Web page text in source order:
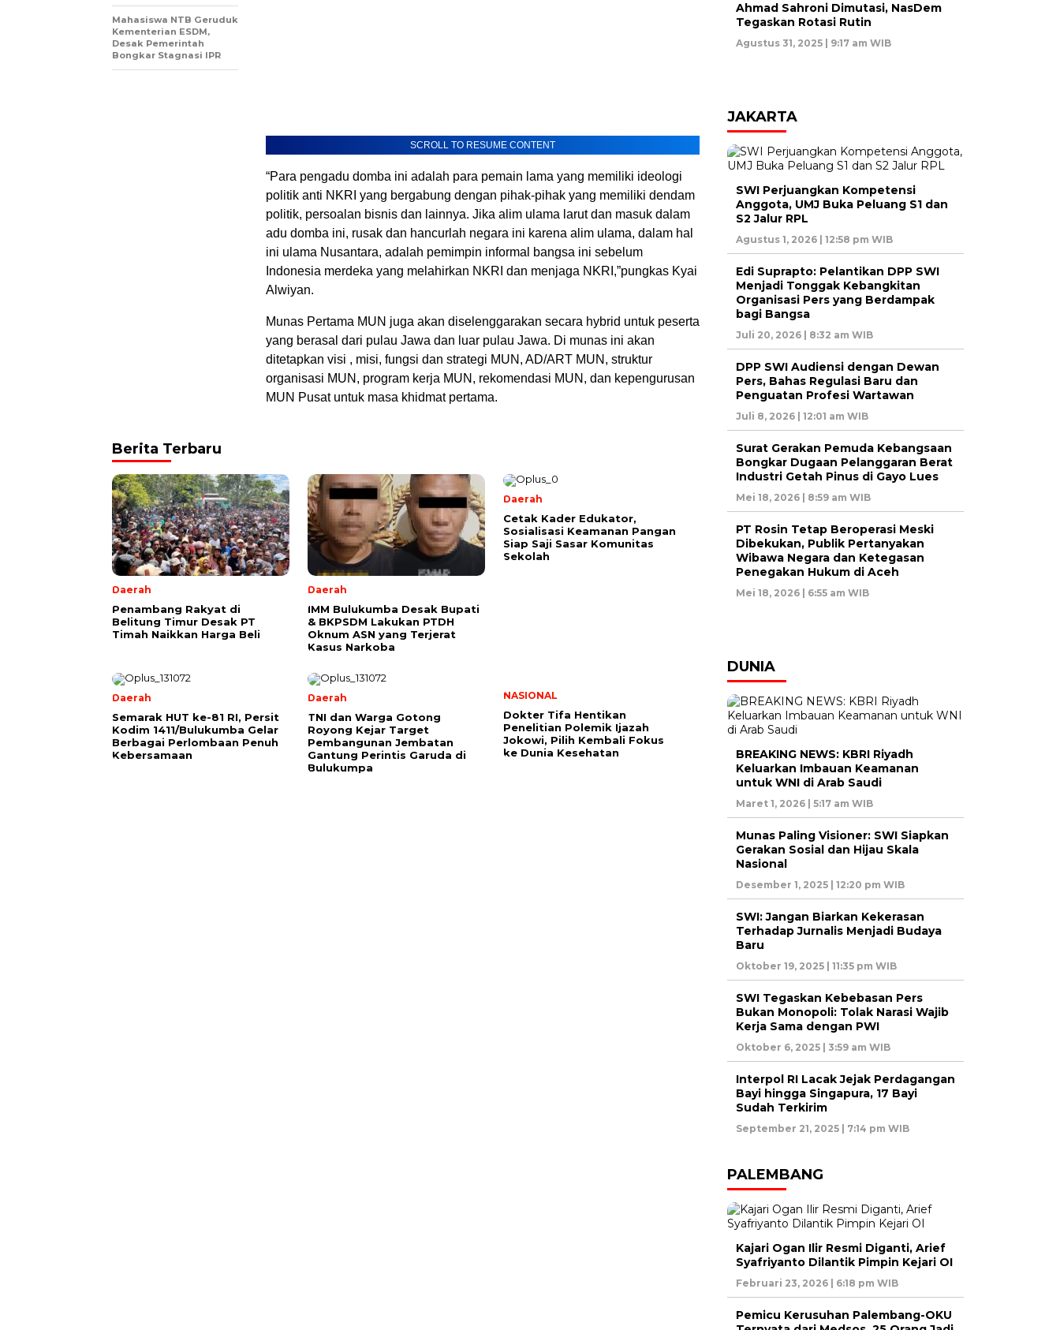
SCROLL TO RESUME CONTENT
“Para pengadu domba ini adalah para pemain lama yang memiliki ideologi
politik anti NKRI yang bergabung dengan pihak-pihak yang memiliki dendam
politik, persoalan bisnis dan lainnya. Jika alim ulama larut dan masuk dalam
adu domba ini, rusak dan hancurlah negara ini karena alim ulama, dalam hal
ini ulama Nusantara, adalah pemimpin informal bangsa ini sebelum
Indonesia merdeka yang melahirkan NKRI dan menjaga NKRI,”pungkas Kyai
Alwiyan.
Munas Pertama MUN juga akan diselenggarakan secara hybrid untuk peserta
yang berasal dari pulau Jawa dan luar pulau Jawa. Di munas ini akan
ditetapkan visi , misi, fungsi dan strategi MUN, AD/ART MUN, struktur
organisasi MUN, program kerja MUN, rekomendasi MUN, dan kepengurusan
MUN Pusat untuk masa khidmat pertama.
Mahasiswa NTB Geruduk
Kementerian ESDM,
Desak Pemerintah
Bongkar Stagnasi IPR
Berita Terbaru
Daerah
Penambang Rakyat di
Belitung Timur Desak PT
Timah Naikkan Harga Beli
Daerah
IMM Bulukumba Desak Bupati
& BKPSDM Lakukan PTDH
Oknum ASN yang Terjerat
Kasus Narkoba
Daerah
Cetak Kader Edukator,
Sosialisasi Keamanan Pangan
Siap Saji Sasar Komunitas
Sekolah
Daerah
Semarak HUT ke-81 RI, Persit
Kodim 1411/Bulukumba Gelar
Berbagai Perlombaan Penuh
Kebersamaan
Daerah
TNI dan Warga Gotong
Royong Kejar Target
Pembangunan Jembatan
Gantung Perintis Garuda di
Bulukumpa
NASIONAL
Dokter Tifa Hentikan
Penelitian Polemik Ijazah
Jokowi, Pilih Kembali Fokus
ke Dunia Kesehatan
Ahmad Sahroni Dimutasi, NasDem
Tegaskan Rotasi Rutin
Agustus 31, 2025 | 9:17 am WIB
JAKARTA
SWI Perjuangkan Kompetensi
Anggota, UMJ Buka Peluang S1 dan
S2 Jalur RPL
Agustus 1, 2026 | 12:58 pm WIB
Edi Suprapto: Pelantikan DPP SWI
Menjadi Tonggak Kebangkitan
Organisasi Pers yang Berdampak
bagi Bangsa
Juli 20, 2026 | 8:32 am WIB
DPP SWI Audiensi dengan Dewan
Pers, Bahas Regulasi Baru dan
Penguatan Profesi Wartawan
Juli 8, 2026 | 12:01 am WIB
Surat Gerakan Pemuda Kebangsaan
Bongkar Dugaan Pelanggaran Berat
Industri Getah Pinus di Gayo Lues
Mei 18, 2026 | 8:59 am WIB
PT Rosin Tetap Beroperasi Meski
Dibekukan, Publik Pertanyakan
Wibawa Negara dan Ketegasan
Penegakan Hukum di Aceh
Mei 18, 2026 | 6:55 am WIB
DUNIA
BREAKING NEWS: KBRI Riyadh
Keluarkan Imbauan Keamanan
untuk WNI di Arab Saudi
Maret 1, 2026 | 5:17 am WIB
Munas Paling Visioner: SWI Siapkan
Gerakan Sosial dan Hijau Skala
Nasional
Desember 1, 2025 | 12:20 pm WIB
SWI: Jangan Biarkan Kekerasan
Terhadap Jurnalis Menjadi Budaya
Baru
Oktober 19, 2025 | 11:35 pm WIB
SWI Tegaskan Kebebasan Pers
Bukan Monopoli: Tolak Narasi Wajib
Kerja Sama dengan PWI
Oktober 6, 2025 | 3:59 am WIB
Interpol RI Lacak Jejak Perdagangan
Bayi hingga Singapura, 17 Bayi
Sudah Terkirim
September 21, 2025 | 7:14 pm WIB
PALEMBANG
Kajari Ogan Ilir Resmi Diganti, Arief
Syafriyanto Dilantik Pimpin Kejari OI
Februari 23, 2026 | 6:18 pm WIB
Pemicu Kerusuhan Palembang-OKU